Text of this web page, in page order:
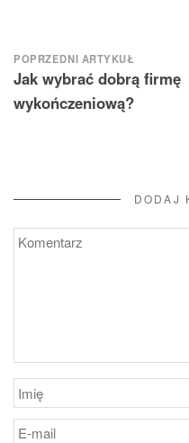
Nawigacja
wpisu
POPRZEDNI ARTYKUŁ
Jak wybrać dobrą firmę
wykończeniową?
DODAJ